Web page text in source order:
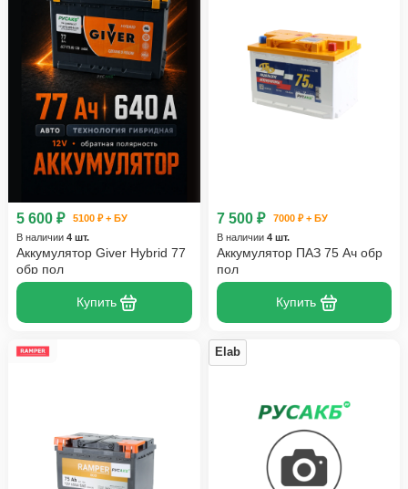
5 600 ₽
5100 ₽ + БУ
В наличии 4 шт.
Аккумулятор Giver Hybrid 77
обр пол
Купить
7 500 ₽
7000 ₽ + БУ
В наличии 4 шт.
Аккумулятор ПАЗ 75 Ач обр
пол
Купить
Elab